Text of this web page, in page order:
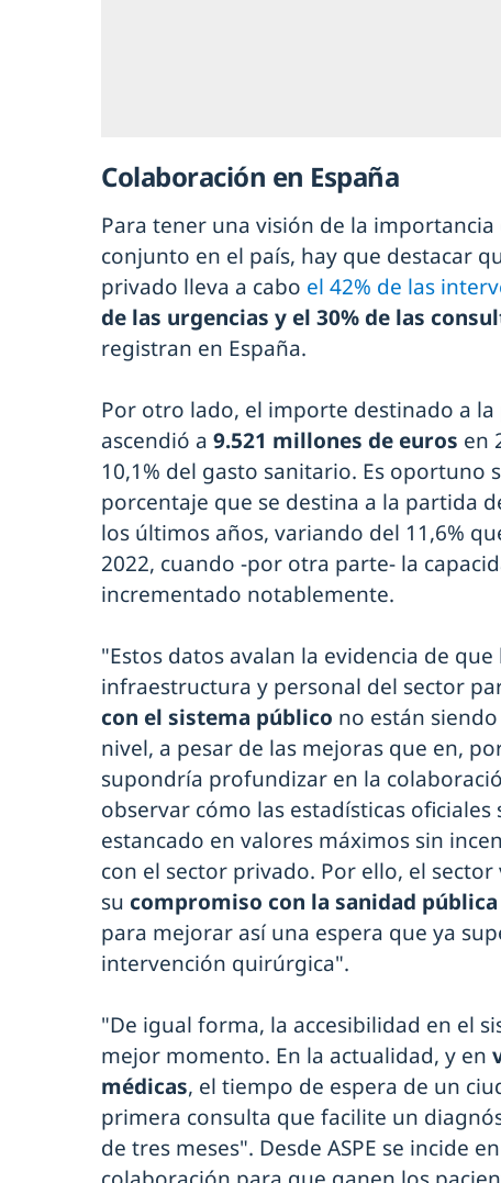
Colaboración en España
Para tener una visión de la
conjunto en el país, hay que destacar
privado lleva a cabo el 42% de las
de las urgencias y el 30% de las
registran en España.
Por otro lado, el importe destinado a
ascendió a 9.521 millones de euros en
10,1% del gasto sanitario. Es oportuno
porcentaje que se destina a la partida
los últimos años, variando del 11,6%
2022, cuando -por otra parte- la
incrementado notablemente.
"Estos datos avalan la evidencia de que
infraestructura y personal del sector
con el sistema público no están
nivel, a pesar de las mejoras que en,
supondría profundizar en la
observar cómo las estadísticas
estancado en valores máximos sin
con el sector privado. Por ello, el
su compromiso con la sanidad pública
para mejorar así una espera que ya
intervención quirúrgica".
"De igual forma, la accesibilidad en el
mejor momento. En la actualidad, y en
médicas, el tiempo de espera de un
primera consulta que facilite un
de tres meses". Desde ASPE se incide